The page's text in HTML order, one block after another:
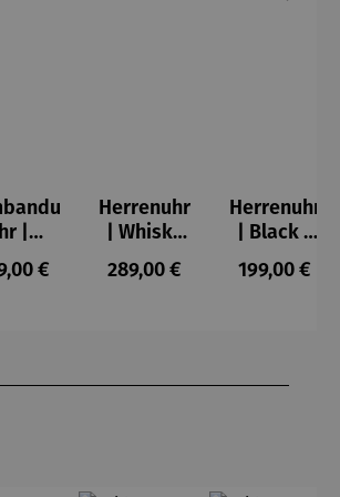
hr |
Preis:
€
Herrenuhr
| Whisky
Scotts
Highland –
Regulärer Preis:
289,00 €
Herrenuhr
| Black –
Whiskyfas
s
Regulärer
199,00 €